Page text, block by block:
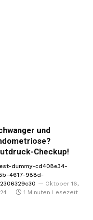
und
Checkup!
dummy-cd408e34-
4617-988d-
Oktober 16,
1 Minuten Lesezeit